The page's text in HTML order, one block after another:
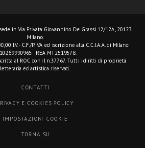
in Via Privata Giovannino De Grassi 12/12A, 20123
Milano.
I.V. - C.F./P.IVA ed iscrizione alla C.C.I.A.A. di Milano
- REA MI-2519578.
al ROC con il n.37767. Tutti i diritti di proprietà
letteraria ed artistica riservati.
CONTATTI
E COOKIES POLICY
IMPOSTAZIONI COOKIE
TORNA SU